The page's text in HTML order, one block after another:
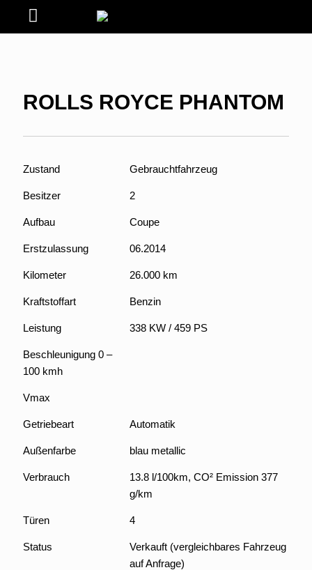
ROLLS ROYCE PHANTOM
Zustand Gebrauchtfahrzeug
Besitzer 2
Aufbau Coupe
Erstzulassung 06.2014
Kilometer 26.000 km
Kraftstoffart Benzin
Leistung 338 KW / 459 PS
Beschleunigung 0 –
100 kmh
Vmax
Getriebeart Automatik
Außenfarbe blau metallic
Verbrauch
13.8 l/100km, CO² Emission 377
g/km
Türen 4
Status
Verkauft (vergleichbares Fahrzeug
auf Anfrage)